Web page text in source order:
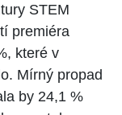
STEM
premiéra
které v
Mírný propad
by 24,1 %